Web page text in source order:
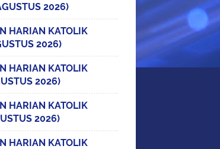
2026)
HARIAN KATOLIK
2026)
HARIAN KATOLIK
2026)
HARIAN KATOLIK
2026)
HARIAN KATOLIK